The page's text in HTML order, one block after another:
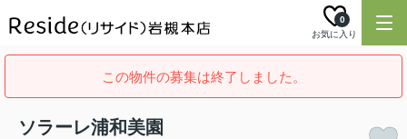
お気に入り
0
この物件の募集は終了しました。
ソラーレ浦和美園